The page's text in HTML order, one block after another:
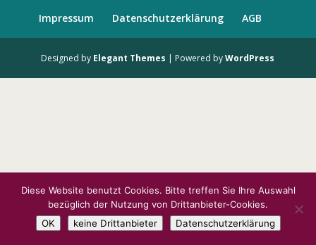
Impressum Datenschutzerklärung AGB
Designed by Elegant Themes | Powered byWordPress
Diese Website benutzt Cookies. Bitte treffen Sie Ihre Auswahl
bezüglich der Nutzung von Drittanbieter-Cookies.
OK
keine Drittanbieter Datenschutzerklärung